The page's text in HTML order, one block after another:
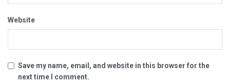
Website
Save my name, email, and website in this browser for the
next time I comment.